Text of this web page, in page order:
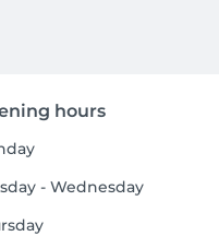
hours
- Wednesday